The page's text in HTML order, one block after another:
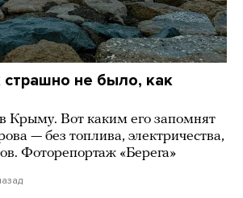
страшно не было, как
Крыму. Вот каким его запомнят
— без топлива, электричества,
Фоторепортаж «Берега»